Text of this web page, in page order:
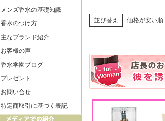
並び替え 価格が安い順
メンズ香水の基礎知識
香水のつけ方
主なブランド紹介
お客様の声
香水学園ブログ
プレゼント
お問い合せ
特定商取引に基づく表記